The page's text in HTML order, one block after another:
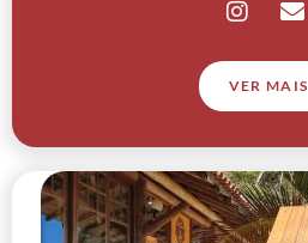
VER MAIS